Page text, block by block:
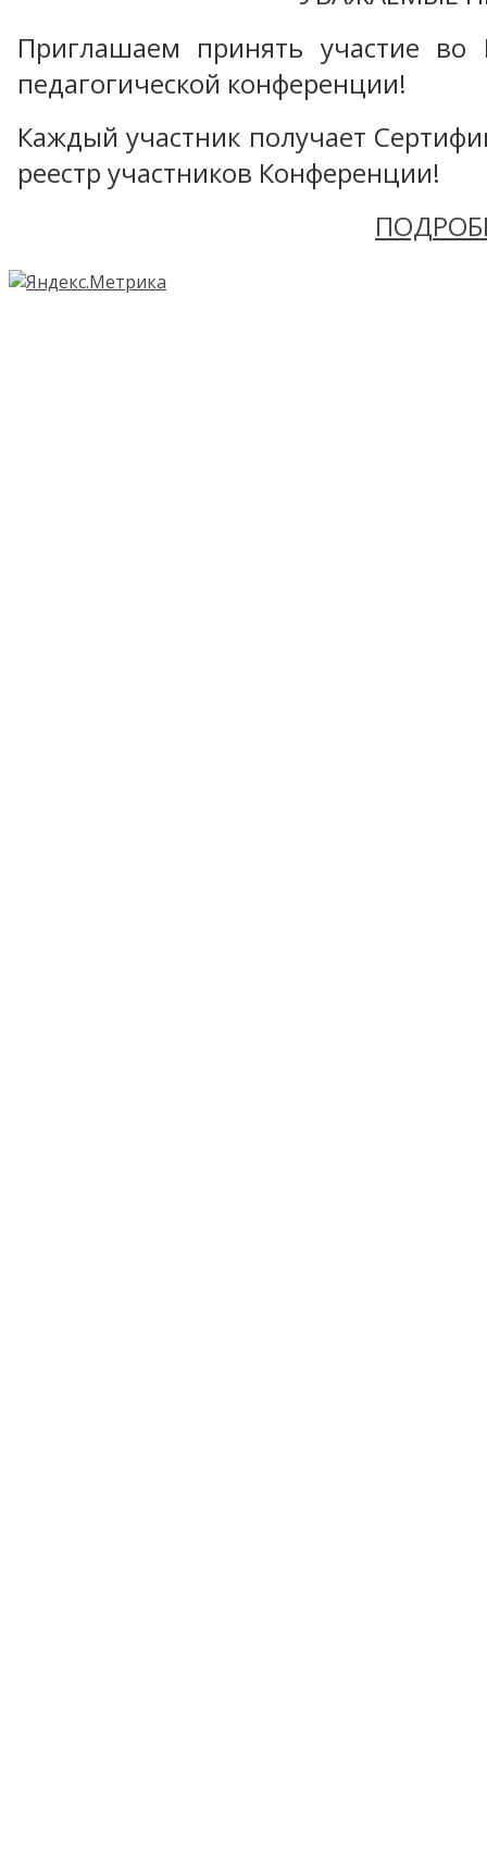
Приглашаем принять участие во
педагогической конференции!
Каждый участник получает
реестр участников Конференции!